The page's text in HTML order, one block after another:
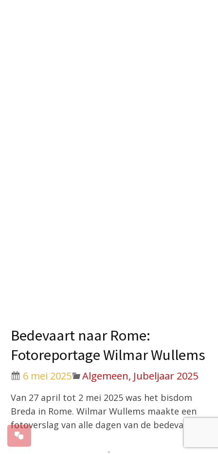
Bedevaart naar Rome:
Fotoreportage Wilmar Wullems
6 mei 2025 Algemeen, Jubeljaar 2025
Van 27 april tot 2 mei 2025 was het bisdom
Breda in Rome. Wilmar Wullems maakte een
fotoverslag van alle dagen van de bedevaart.